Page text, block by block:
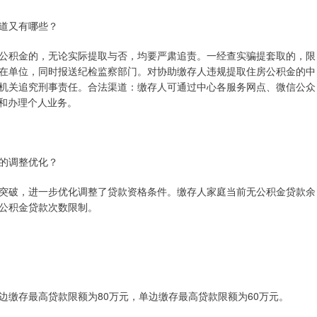
又有哪些？
金的，无论实际提取与否，均要严肃追责。一经查实骗提套取的，限
位，同时报送纪检监察部门。对协助缴存人违规提取住房公积金的中
追究刑事责任。合法渠道：缴存人可通过中心各服务网点、微信公众
理个人业务。
调整优化？
，进一步优化调整了贷款资格条件。缴存人家庭当前无公积金贷款余
金贷款次数限制。
存最高贷款限额为80万元，单边缴存最高贷款限额为60万元。